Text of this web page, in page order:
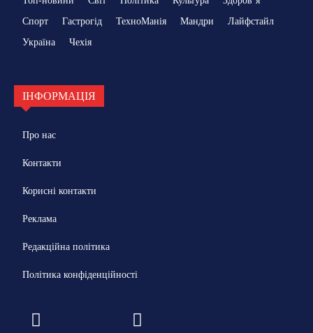
Спорт
Гастрогід ТехноМанія Мандри
Лайфстайл
Україна
Чехія
ІНФОРМАЦІЯ
Про нас
Контакти
Корисні контакти
Реклама
Редакційна політика
Політика конфіденційності